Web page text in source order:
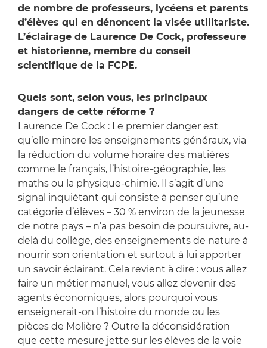
de nombre de professeurs, lycéens et parents
d’élèves qui en dénoncent la visée utilitariste.
L’éclairage de Laurence De Cock, professeure
et historienne, membre du conseil
scientifique de la FCPE.
Quels sont, selon vous, les principaux
dangers de cette réforme ?
Laurence De Cock : Le premier danger est
qu’elle minore les enseignements généraux, via
la réduction du volume horaire des matières
comme le français, l’histoire-géographie, les
maths ou la physique-chimie. Il s’agit d’une
signal inquiétant qui consiste à penser qu’une
catégorie d’élèves – 30 % environ de la jeunesse
de notre pays – n’a pas besoin de poursuivre, au-
delà du collège, des enseignements de nature à
nourrir son orientation et surtout à lui apporter
un savoir éclairant. Cela revient à dire : vous allez
faire un métier manuel, vous allez devenir des
agents économiques, alors pourquoi vous
enseignerait-on l’histoire du monde ou les
pièces de Molière ? Outre la déconsidération
que cette mesure jette sur les élèves de la voie